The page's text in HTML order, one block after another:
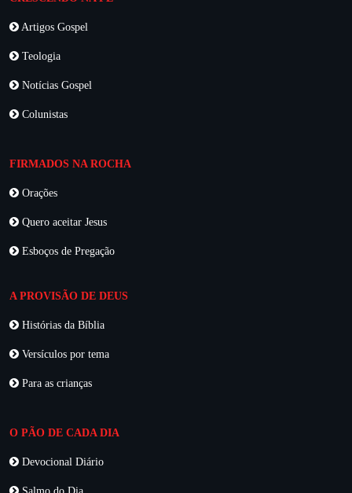
Artigos Gospel
Teologia
Notícias Gospel
Colunistas
FIRMADOS NA ROCHA
Orações
Quero aceitar Jesus
Esboços de Pregação
A PROVISÃO DE DEUS
Histórias da Bíblia
Versículos por tema
Para as crianças
O PÃO DE CADA DIA
Devocional Diário